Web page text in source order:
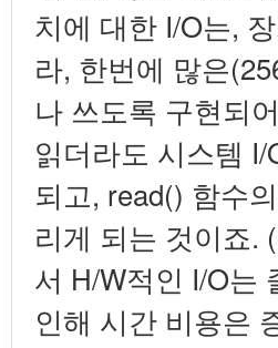
치에 대한 I/O는,
라, 한번에 많은
나 쓰도록 구현되
읽더라도 시스템
되고, read() 함수
리게 되는 것이죠.
서 H/W적인 I/O는
인해 시간 비용은